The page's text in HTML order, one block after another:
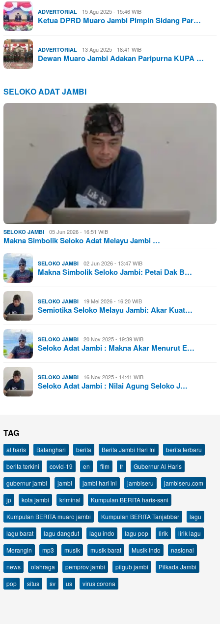
ADVERTORIAL 15 Agu 2025 - 15:46 WIB
Ketua DPRD Muaro Jambi Pimpin Sidang Par…
ADVERTORIAL 13 Agu 2025 - 18:41 WIB
Dewan Muaro Jambi Adakan Paripurna KUPA …
SELOKO ADAT JAMBI
SELOKO JAMBI 05 Jun 2026 - 16:51 WIB
Makna Simbolik Seloko Adat Melayu Jambi …
SELOKO JAMBI 02 Jun 2026 - 13:47 WIB
Makna Simbolik Seloko Jambi: Petai Dak B…
SELOKO JAMBI 19 Mei 2026 - 16:20 WIB
Semiotika Seloko Melayu Jambi: Akar Kuat…
SELOKO JAMBI 20 Nov 2025 - 19:39 WIB
Seloko Adat Jambi : Makna Akar Menurut E…
SELOKO JAMBI 16 Nov 2025 - 14:41 WIB
Seloko Adat Jambi : Nilai Agung Seloko J…
TAG
al haris Batanghari berita Berita Jambi Hari Ini
berita terbaru
berita terkini
covid-19 en film fr
Gubernur Al Haris
gubernur jambi
jambi jambi hari ini jambiseru
jambiseru.com
jp
kota jambi kriminal
Kumpulan BERITA haris-sani
Kumpulan BERITA muaro jambi
Kumpulan BERITA Tanjabbar
lagu
lagu barat
lagu dangdut lagu indo lagu pop lirik
lirik lagu
Merangin
mp3 musik musik barat Musik Indo
nasional
news
olahraga pemprov jambi pilgub jambi
Pilkada Jambi
pop
situs sv us virus corona